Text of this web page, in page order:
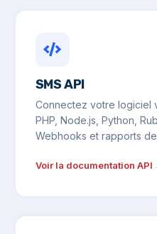
SMS API
Connectez votre logiciel
PHP, Node.js, Python,
Webhooks et rapports
Voir la documentation API